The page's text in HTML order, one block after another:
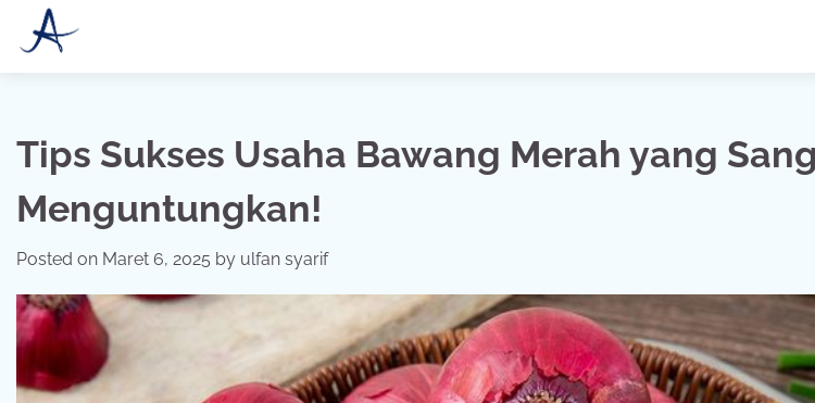
Tips Sukses Usaha Bawang Merah yang
Menguntungkan!
Posted on Maret 6, 2025 by ulfan syarif